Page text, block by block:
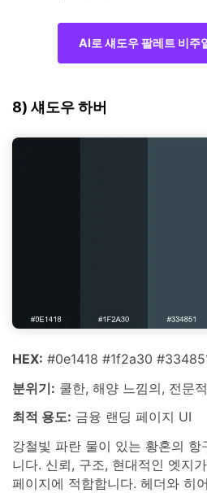
AI로 섀도우 팔레트 비주
8) 섀도우 하버
HEX: #0e1418 #1f2a30
분위기: 쿨한, 해양 느낌의, 전문
최적 용도: 금융 랜딩 페이지 UI
강철빛 파란 물이 있는 황혼의 항
니다. 신뢰, 구조, 현대적인 엣지
페이지에 적합합니다. 헤더와 히